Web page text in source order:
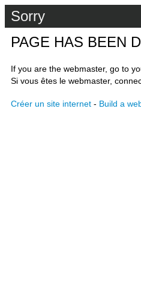
Sorry
PAGE HAS BEEN
If you are the webmaster, go to
Si vous êtes le webmaster,
Créer un site internet - Build a